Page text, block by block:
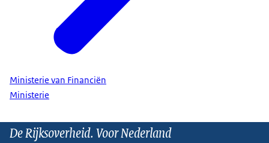
Ministerie van Financiën
Ministerie
De Rijksoverheid. Voor Nederland